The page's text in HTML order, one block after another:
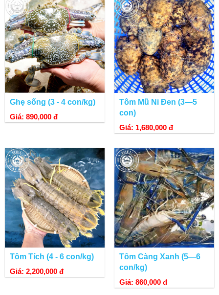
Ghẹ sống (3 - 4 con/kg)
Giá: 890,000 đ
Tôm Mũ Ni Đen (3—5
con)
Giá: 1,680,000 đ
Tôm Tích (4 - 6 con/kg)
Giá: 2,200,000 đ
Tôm Càng Xanh (5—6
con/kg)
Giá: 860,000 đ